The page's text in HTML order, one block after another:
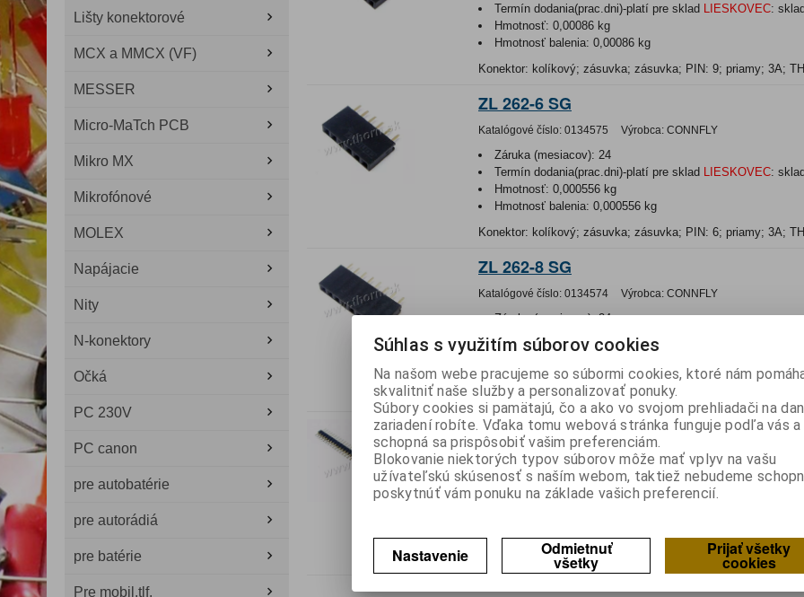
Lišty konektorové
MCX a MMCX (VF)
MESSER
Micro-MaTch PCB
Mikro MX
Mikrofónové
MOLEX
Napájacie
Nity
N-konektory
Očká
PC 230V
PC canon
pre autobatérie
pre autorádiá
pre batérie
Pre mobil.tlf.
Termín dodania(prac.dni)-platí pre sklad LIESKOVEC:
Hmotnosť: 0,00086 kg
Hmotnosť balenia: 0,00086 kg
Konektor: kolíkový; zásuvka; zásuvka; PIN: 9; priamy; 3A;
ZL 262-6 SG
Katalógové číslo: 0134575 Výrobca: CONNFLY
Záruka (mesiacov): 24
Termín dodania(prac.dni)-platí pre sklad LIESKOVEC:
Hmotnosť: 0,000556 kg
Hmotnosť balenia: 0,000556 kg
Konektor: kolíkový; zásuvka; zásuvka; PIN: 6; priamy; 3A;
ZL 262-8 SG
Katalógové číslo: 0134574 Výrobca: CONNFLY
Záruka (mesiacov):24
Termín dodania(prac.dni)-platí pre sklad
Hmotnosť:0,000714 kg
Hmotnosť balenia:0,000714 kg
Konektor: kolíkový; zásuvka; zásuvka; PIN: 8; priamy; 3A;
STS-32 P-K
Katalógové číslo: 0138936 Výrobca:CONNFLY
Záruka (mesiacov):24
Termín dodania(prac.dni)-platí pre skladLIESKOVEC
Konektor: kolíkový; kolíková lišta; vidlica; PIN: 32; priamy;
Súhlas s využitím súborov cookies
Na našom webe pracujeme so súbormi cookies, ktoré nám
skvalitniť naše služby a personalizovať ponuky.
Súbory cookies si pamätajú, čo a ako vo svojom prehliadači na
zariadení robíte. Vďaka tomu webová stránka funguje podľa vás a
schopná sa prispôsobiť vašim preferenciám.
Blokovanie niektorých typov súborov môže mať vplyv na vašu
užívateľskú skúsenosť s naším webom, taktiež nebudeme
poskytnúť vám ponuku na základe vašich preferencií.
Nastavenie Odmietnuť
všetky
Prijať všetky
cookies